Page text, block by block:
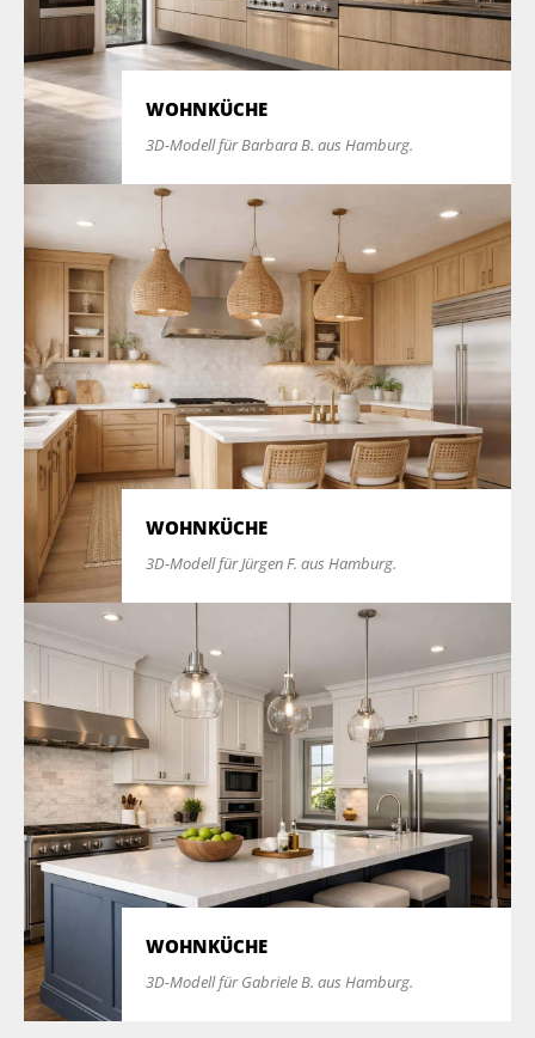
WOHNKÜCHE
3D-Modell für Barbara B. aus Hamburg.
WOHNKÜCHE
3D-Modell für Jürgen F. aus Hamburg.
WOHNKÜCHE
3D-Modell für Gabriele B. aus Hamburg.